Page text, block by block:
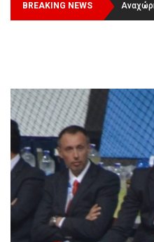
BREAKING NEWS
Οι
Basketball